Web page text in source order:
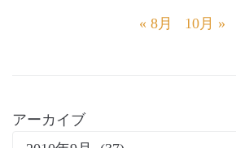
« 8月 10月 »
アーカイブ